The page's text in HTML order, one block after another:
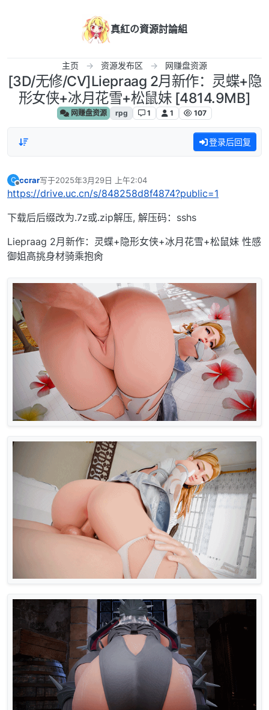
真紅の資源討論組
主页 资源发布区 网赚盘资源
[3D/无修/CV]Liepraag 2月新作：灵蝶+隐
形女侠+冰月花雪+松鼠妹 [4814.9MB]
网赚盘资源 rpg 1 1 107
登录后回复
C
离线
ccrar写于2025年3月29日 上午2:04
最后由 编辑
https://drive.uc.cn/s/848258d8f4874?public=1
下载后后缀改为.7z或.zip解压, 解压码：sshs
Liepraag 2月新作：灵蝶+隐形女侠+冰月花雪+松鼠妹 性感
御姐高挑身材骑乘抱肏